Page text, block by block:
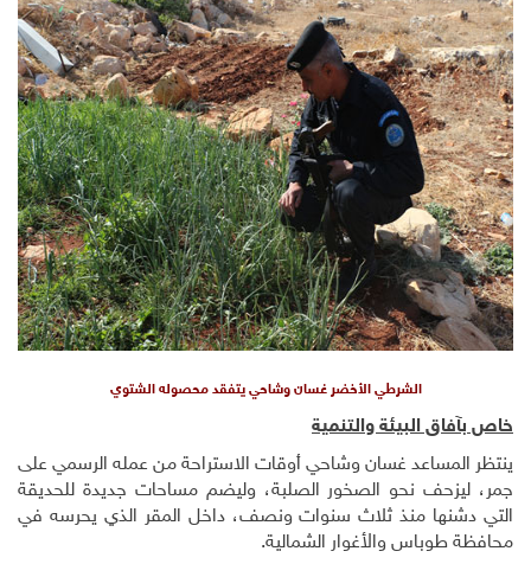
الشرطي الأخضر غسان وشاحي يتفقد محصوله الشتوي
خاص بآفاق البيئة والتنمية
ينتظر المساعد غسان وشاحي أوقات الاستراحة من عمله الرسمي على
جمر، ليزحف نحو الصخور الصلبة، وليضم مساحات جديدة للحديقة
التي دشنها منذ ثلاث سنوات ونصف، داخل المقر الذي يحرسه في
محافظة طوباس والأغوار الشمالية.